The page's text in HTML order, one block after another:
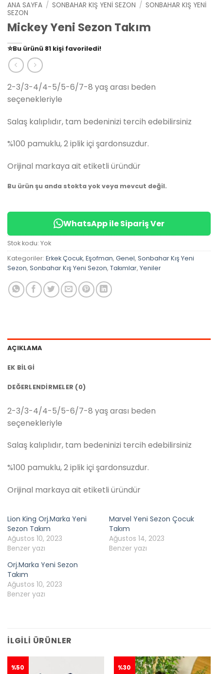
ANA SAYFA / SONBAHAR KIŞ YENI SEZON / SONBAHAR KIŞ YENI
SEZON
Mickey Yeni Sezon Takım
⭐️Bu ürünü 81 kişi favoriledi!
🛒39 kişisepetine ekledi!
✅ Bugün 14 adet
2-3/3-4/4-5/5-6/7-8 yaş arası beden
seçenekleriyle
Salaş kalıplıdır, tam bedeninizi tercih edebilirsiniz
%100 pamuklu, 2 iplik içi şardonsuzdur.
Orijinal markaya ait etiketli üründür
Bu ürün şu anda stokta yok veya mevcut değil.
WhatsApp ile Sipariş Ver
Stok kodu: Yok
Kategoriler: Erkek Çocuk, Eşofman, Genel, Sonbahar Kış Yeni
Sezon, Sonbahar Kış Yeni Sezon, Takımlar, Yeniler
AÇIKLAMA
EK BILGI
DEĞERLENDIRMELER (0)
2-3/3-4/4-5/5-6/7-8 yaş arası beden
seçenekleriyle
Salaş kalıplıdır, tam bedeninizi tercih edebilirsiniz
%100 pamuklu, 2 iplik içi şardonsuzdur.
Orijinal markaya ait etiketli üründür
Lion King Orj.Marka Yeni
Sezon Takım
Ağustos 10, 2023
Benzer yazı
Marvel Yeni Sezon Çocuk
Takım
Ağustos 14, 2023
Benzer yazı
Orj.Marka Yeni Sezon
Takım
Ağustos 10, 2023
Benzer yazı
İLGILI ÜRÜNLER
%50 %30